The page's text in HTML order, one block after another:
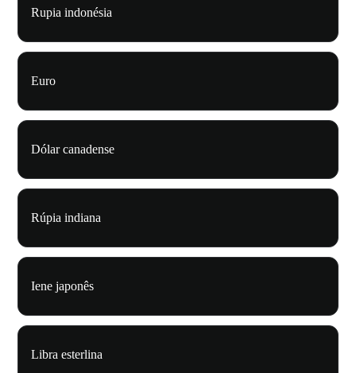
Rupia indonésia
Euro
Dólar canadense
Rúpia indiana
Iene japonês
Libra esterlina